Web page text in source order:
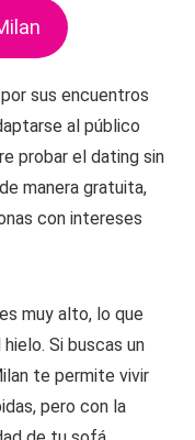
sus encuentros
al público
probar el dating sin
manera gratuita,
con intereses
muy alto, lo que
Si buscas un
te permite vivir
pero con la